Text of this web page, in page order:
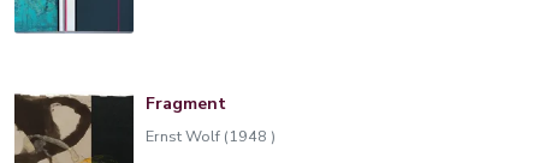
Fragment
Ernst Wolf (1948 )